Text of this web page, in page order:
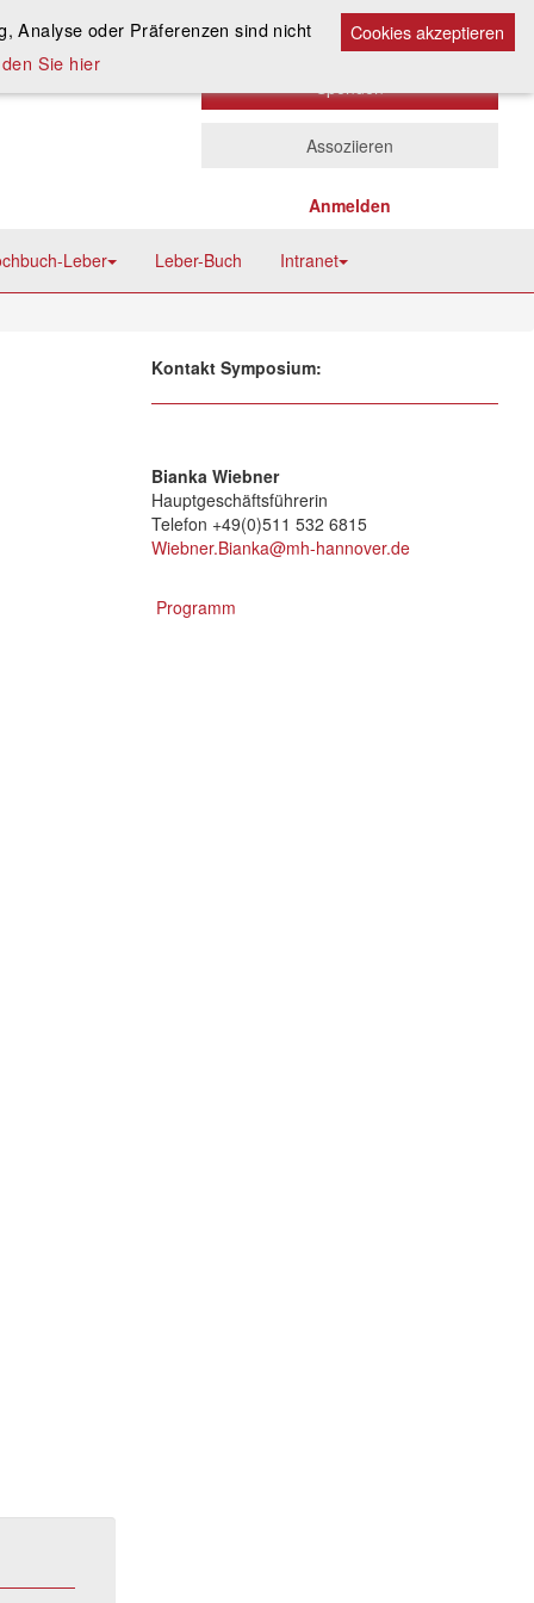
Kontakt AAA
Spenden
Assoziieren
Anmelden
Leber Leber-Buch Intranet
Kontakt Symposium:
Bianka Wiebner
Hauptgeschäftsführerin
Telefon +49(0)511 532 6815
Wiebner.Bianka@mh-hannover.de
Programm
Cookies akzeptieren
Analyse oder Präferenzen sind nicht
Sie hier